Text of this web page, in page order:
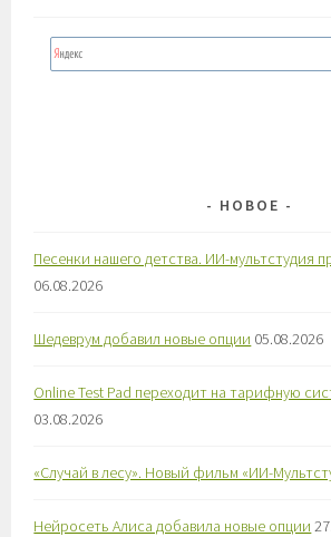
НОВОЕ
Песенки нашего детства. ИИ-мультстудия
06.08.2026
Шедеврум добавил новые опции 05.08.2026
Online Test Pad переходит на тарифную
03.08.2026
«Случай в лесу». Новый фильм «ИИ-
Нейросеть Алиса добавила новые опции